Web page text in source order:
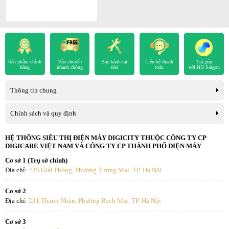
- Có hệ thống làm đá tự động nhỏ hơn các tủ thông thường giúp mở
rộng không gian lưu trữ ở ngăn đá nhưng vẫn đảm bảo cung cấp đủ
lượng đá sạch cho bạn sử dụng bất kỳ khi nào mình muốn.
- Ngăn đá thiết kế nhiều ngăn, kệ cho bạn tiện bố trí thực phẩm cần
đông lạnh một cách gọn gàng, ngăn nắp.
Sản phẩm chính
hãng
Vận chuyển
nhanh chóng
Bảo hành tại
nhà
Liên hệ thanh
toán
Trả góp
với HD Saigon
Thông tin chung
Chính sách và quy định
HỆ THỐNG SIÊU THỊ ĐIỆN MÁY DIGICITY THUỘC CÔNG TY CP
DIGICARE VIỆT NAM VÀ CÔNG TY CP THÀNH PHỐ ĐIỆN MÁY
Cơ sở 1 (Trụ sở chính)
Địa chỉ: 435 Giải Phóng, Phường Tương Mai, TP. Hà Nội
Cơ sở 2
Địa chỉ: 221 Thanh Nhàn, Phường Bạch Mai, TP. Hà Nội
Cơ sở 3